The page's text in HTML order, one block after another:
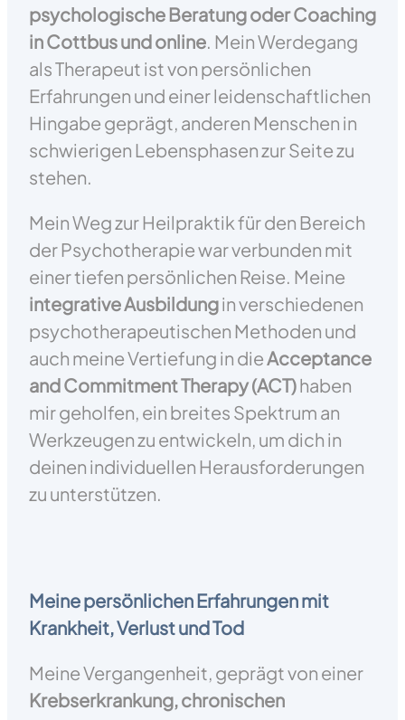
psychologische Beratung oder Coaching
in Cottbus und online. Mein Werdegang
als Therapeut ist von persönlichen
Erfahrungen und einer leidenschaftlichen
Hingabe geprägt, anderen Menschen in
schwierigen Lebensphasen zur Seite zu
stehen.
Mein Weg zur Heilpraktik für den Bereich
der Psychotherapie war verbunden mit
einer tiefen persönlichen Reise. Meine
integrative Ausbildungin verschiedenen
psychotherapeutischen Methoden und
auch meine Vertiefung in dieAcceptance
and Commitment Therapy (ACT)haben
mir geholfen, ein breites Spektrum an
Werkzeugen zu entwickeln, um dich in
deinen individuellen Herausforderungen
zu unterstützen.
Meine persönlichen Erfahrungen mit
Krankheit, Verlust und Tod
Meine Vergangenheit, geprägt von einer
Krebserkrankung, chronischen